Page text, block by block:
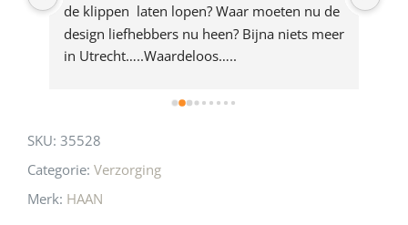
de klippen  laten lopen? Waar moeten nu de
design liefhebbers nu heen? Bijna niets meer
in Utrecht…..Waardeloos…..
SKU: 35528
Categorie: Verzorging
Merk: HAAN